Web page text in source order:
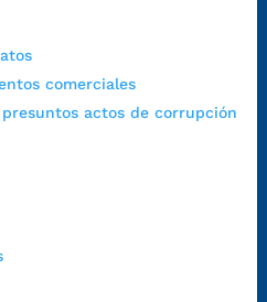
comerciales
actos de corrupción
gobierno-ciudadanos-
interno-disciplinario/